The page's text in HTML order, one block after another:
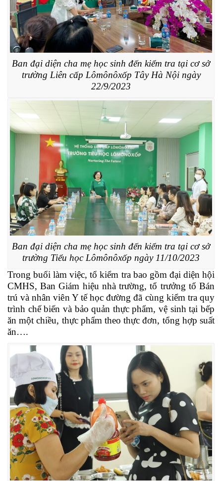
Ban đại diện cha mẹ học sinh đến kiểm tra tại cơ sở
trường Liên cấp Lômônôxốp Tây Hà Nội ngày
22/9/2023
Ban đại diện cha mẹ học sinh đến kiểm tra tại cơ sở
trường Tiểu học Lômônôxốp ngày 11/10/2023
Trong buổi làm việc, tổ kiểm tra bao gồm đại diện hội
CMHS, Ban Giám hiệu nhà trường, tổ trưởng tổ Bán
trú và nhân viên Y tế học đường đã cùng kiểm tra quy
trình chế biến và bảo quản thực phẩm, vệ sinh tại bếp
ăn một chiều, thực phẩm theo thực đơn, tổng hợp suất
ăn….